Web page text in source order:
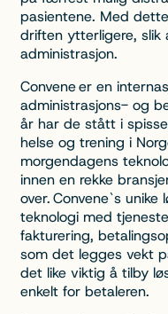
pasientene. Med
driften ytterligere, slik
administrasjon.
Convene er en
administrasjons- og
år har de stått i
helse og trening i
morgendagens
innen en rekke
over. Convene`s
teknologi med
fakturering,
som det legges vekt
det like viktig å tilby
enkelt for betaleren.